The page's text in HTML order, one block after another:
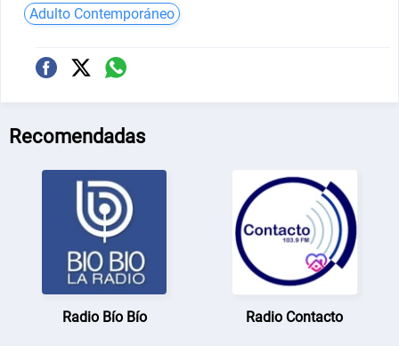
Adulto Contemporáneo
Recomendadas
Radio Bío Bío Radio Contacto